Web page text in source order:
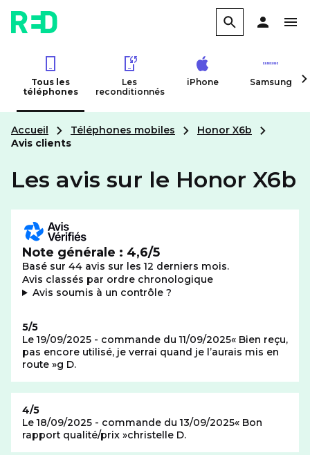
Tous les
téléphones
Les
reconditionnés
iPhone Samsung
Accueil Téléphones mobiles
Honor X6b
Avis clients
Les avis sur le Honor X6b
Note générale : 4,6/5
Basé sur 44 avis sur les 12 derniers mois.
Avis classés par ordre chronologique
Avis soumis à un contrôle ?: plus d'informations
Note de
5/5
Le 19/09/2025 - commande du 11/09/2025
Bien reçu,
pas encore utilisé, je verrai quand je l’aurais mis en
route
g D.
Note de
4/5
Le 18/09/2025 - commande du 13/09/2025
Bon
rapport qualité/prix
christelle D.